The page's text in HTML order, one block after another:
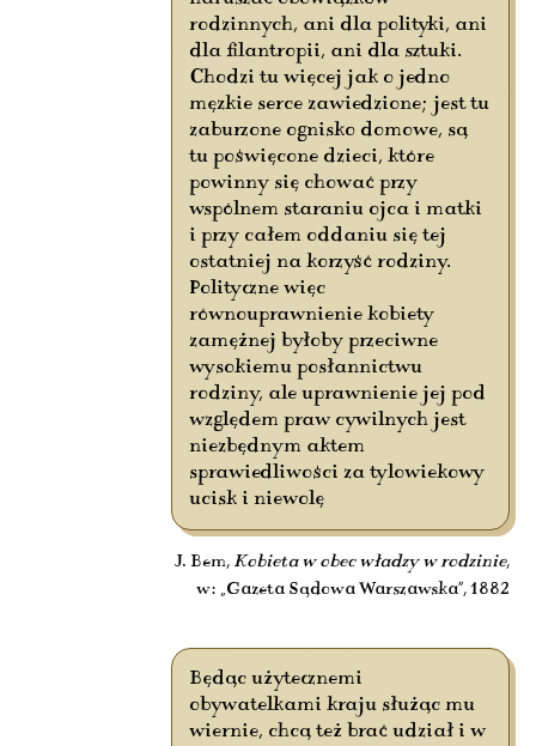
rodzinnych, ani dla polityki, ani
dla filantropii, ani dla sztuki.
Chodzi tu więcej jak o jedno
męzkie serce zawiedzione; jest tu
zaburzone ognisko domowe, są
tu poświęcone dzieci, które
powinny się chować przy
wspólnem staraniu ojca i matki
i przy całem oddaniu się tej
ostatniej na korzyść rodziny.
Polityczne więc
równouprawnienie kobiety
zamężnej byłoby przeciwne
wysokiemu posłannictwu
rodziny, ale uprawnienie jej pod
względem praw cywilnych jest
niezbędnym aktem
sprawiedliwości za tylowiekowy
ucisk i niewolę
J. Bem, Kobieta w obec władzy w rodzinie,
w: „Gazeta Sądowa Warszawska”, 1882
Będąc użytecznemi
obywatelkami kraju służąc mu
wiernie, chcą też brać udział i w